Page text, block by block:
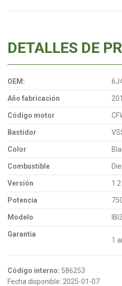
DETALLES DE
OEM:
Año fabricación
Código motor
Bastidor
Color
Combustible
Versión 1.2
Potencia
Modelo
Garantia
1
Código interno: 586253
Fecha disponible: 2025-01-07